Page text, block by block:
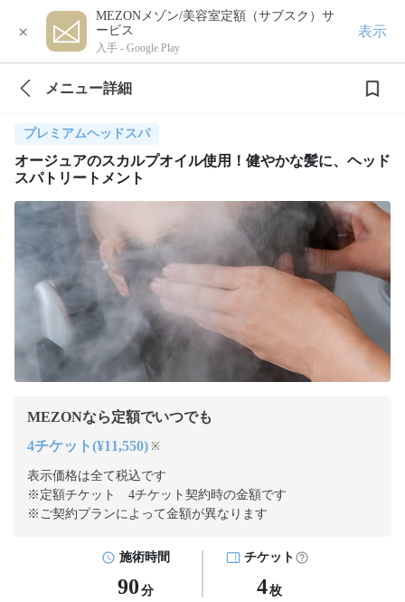
×
MEZONメゾン/美容室定額（サブスク）サ
ービス
入手 - Google Play
表示
メニュー詳細
プレミアムヘッドスパ
オージュアのスカルプオイル使用！健やかな髪に、ヘッド
スパトリートメント
MEZONなら定額でいつでも
4チケット(¥11,550) ※
表示価格は全て税込です
※定額チケット 4チケット契約時の金額です
※ご契約プランによって金額が異なります
施術時間
90 分
チケット
4枚